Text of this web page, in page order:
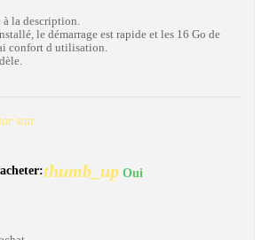
à la description.
le démarrage est rapide et les 16 Go de
confort d utilisation.
star
thumb_up Oui